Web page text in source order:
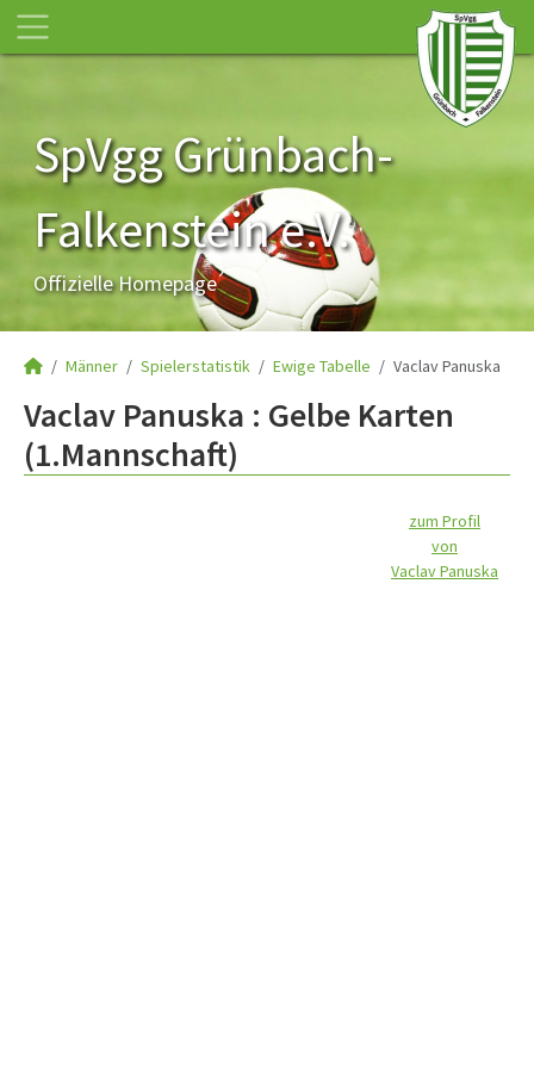
SpVgg Grünbach-
Falkenstein e.V.
Offizielle Homepage
Männer Spielerstatistik Ewige Tabelle Vaclav Panuska
Vaclav Panuska : Gelbe Karten
(1.Mannschaft)
zum Profil
von
Vaclav Panuska